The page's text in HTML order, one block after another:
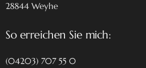
28844 Weyhe
So erreichen Sie mich:
(04203) 707 55 0